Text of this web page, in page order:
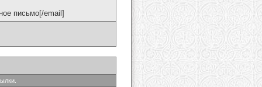
письмо[/email]